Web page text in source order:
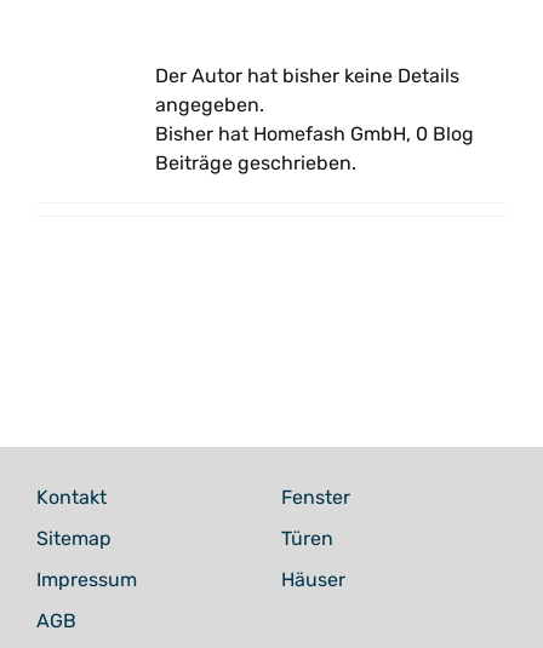
Der Autor hat bisher keine Details
angegeben.
Bisher hat Homefash GmbH, 0 Blog
Beiträge geschrieben.
Fenster
Türen
Häuser
Kontakt
Sitemap
Impressum
AGB